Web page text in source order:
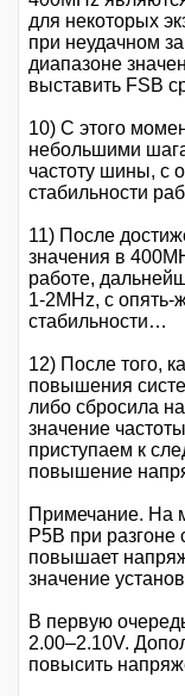
для некоторых
при неудачном
диапазоне
выставить FSB
10) С этого
небольшими
частоту шины, с
стабильности
11) После
значения в
работе,
1-2MHz, с
стабильности…
12) После того,
повышения
либо сбросила
значение
приступаем к
повышение
Примечание. На
P5B при
повышает
значение
В первую
2.00–2.10V.
повысить